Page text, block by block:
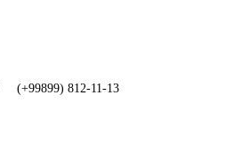
(+99899) 812-11-13